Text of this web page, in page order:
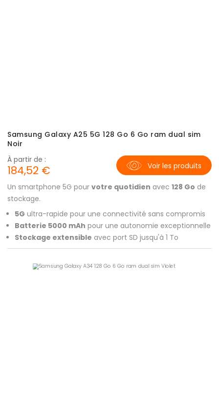
Samsung Galaxy A25 5G 128 Go 6 Go ram dual sim
Noir
Un smartphone 5G pour votre quotidien avec 128 Go de
stockage.
À partir de :
184,52 € Voir les produits
5G ultra-rapide pour une connectivité sans compromis
Batterie 5000 mAh pour une autonomie exceptionnelle
Stockage extensible avec port SD jusqu'à 1 To